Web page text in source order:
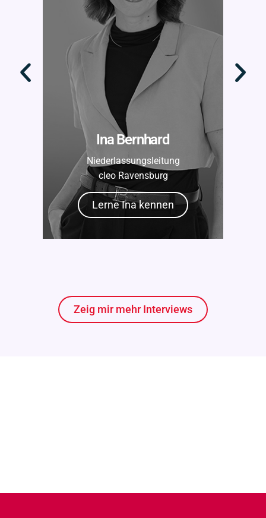
Ina Bernhard
Niederlassungsleitung
cleo Ravensburg
Lerne Ina kennen
Zeig mir mehr Interviews